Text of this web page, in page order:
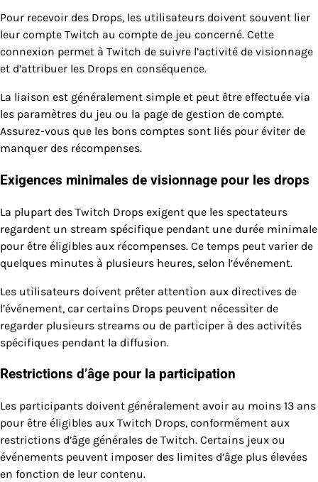
Pour recevoir des Drops, les utilisateurs doivent souvent lier
leur compte Twitch au compte de jeu concerné. Cette
connexion permet à Twitch de suivre l’activité de visionnage
et d’attribuer les Drops en conséquence.
La liaison est généralement simple et peut être effectuée via
les paramètres du jeu ou la page de gestion de compte.
Assurez-vous que les bons comptes sont liés pour éviter de
manquer des récompenses.
Exigences minimales de visionnage pour les drops
La plupart des Twitch Drops exigent que les spectateurs
regardent un stream spécifique pendant une durée minimale
pour être éligibles aux récompenses. Ce temps peut varier de
quelques minutes à plusieurs heures, selon l’événement.
Les utilisateurs doivent prêter attention aux directives de
l’événement, car certains Drops peuvent nécessiter de
regarder plusieurs streams ou de participer à des activités
spécifiques pendant la diffusion.
Restrictions d’âge pour la participation
Les participants doivent généralement avoir au moins 13 ans
pour être éligibles aux Twitch Drops, conformément aux
restrictions d’âge générales de Twitch. Certains jeux ou
événements peuvent imposer des limites d’âge plus élevées
en fonction de leur contenu.